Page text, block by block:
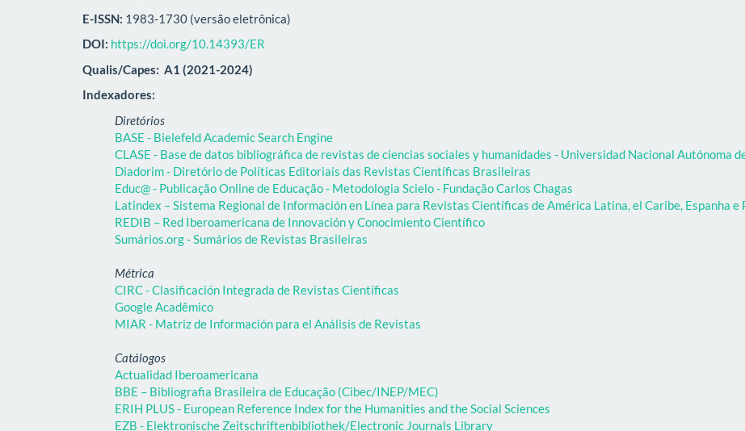
E-ISSN: 1983-1730 (versão eletrônica)
DOI: https://doi.org/10.14393/ER
Qualis/Capes: A1 (2021-2024)
Indexadores:
Diretórios
BASE - Bielefeld Academic Search Engine
CLASE - Base de datos bibliográfica de revistas de ciencias sociales y humanidades - Universidad Nacional Autónoma
Diadorim - Diretório de Políticas Editoriais das Revistas Científicas Brasileiras
Educ@ - Publicação Online de Educação - Metodologia Scielo - Fundação Carlos Chagas
Latindex – Sistema Regional de Información en Línea para Revistas Científicas de América Latina, el Caribe, Espanha e
REDIB – Red Iberoamericana de Innovación y Conocimiento Científico
Sumários.org - Sumários de Revistas Brasileiras
Métrica
CIRC - Clasificación Integrada de Revistas Científicas
Google Acadêmico
MIAR - Matriz de Información para el Análisis de Revistas
Catálogos
Actualidad Iberoamericana
BBE – Bibliografia Brasileira de Educação (Cibec/INEP/MEC)
ERIH PLUS - European Reference Index for the Humanities and the Social Sciences
EZB - Elektronische Zeitschriftenbibliothek/Electronic Journals Library